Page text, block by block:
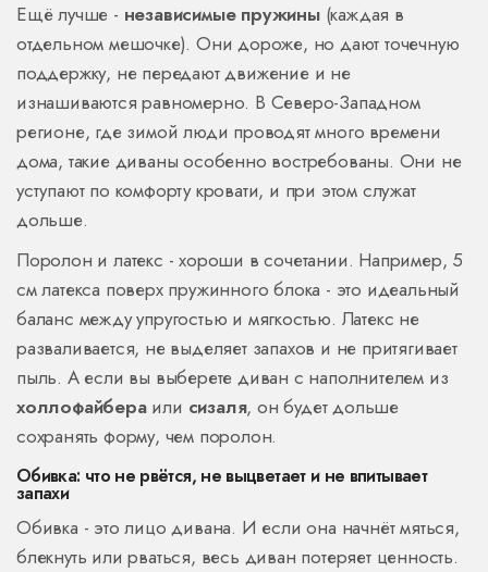
Ещё лучше - независимые пружины(каждая в
отдельном мешочке). Они дороже, но дают точечную
поддержку, не передают движение и не
изнашиваются равномерно. В Северо-Западном
регионе, где зимой люди проводят много времени
дома, такие диваны особенно востребованы. Они не
уступают по комфорту кровати, и при этом служат
дольше.
Поролон и латекс - хороши в сочетании. Например, 5
см латекса поверх пружинного блока - это идеальный
баланс между упругостью и мягкостью. Латекс не
разваливается, не выделяет запахов и не притягивает
пыль. А если вы выберете диван с наполнителем из
холлофайбераили сизаля, он будет дольше
сохранять форму, чем поролон.
Обивка: что не рвётся, не выцветает и не впитывает
запахи
Обивка - это лицо дивана. И если она начнёт мяться,
блекнуть или рваться, весь диван потеряет ценность.